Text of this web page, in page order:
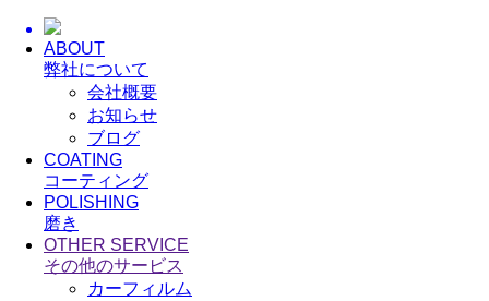
ABOUT
弊社について
会社概要
お知らせ
ブログ
COATING
コーティング
POLISHING
磨き
OTHER SERVICE
その他のサービス
カーフィルム